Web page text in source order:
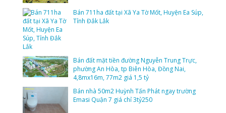
Bán 711ha đất tại Xã Ya Tờ Mốt, Huyện Ea Súp,
Tỉnh Đắk Lắk
Bán đất mặt tiền đường Nguyễn Trung Trực,
phường An Hòa, tp Biên Hòa, Đồng Nai,
4,8mx16m, 77m2 giá 1,5 tỷ
Bán nhà 50m2 Huỳnh Tấn Phát ngay trường
Emasi Quận 7 giá chỉ 3tỷ250